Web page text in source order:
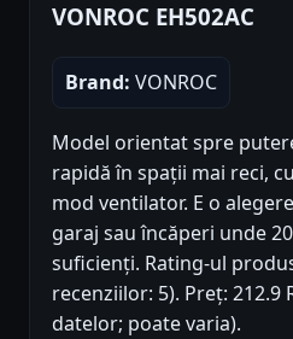
VONROC EH502AC
Brand: VONROC
Model orientat spre
rapidă în spații mai reci,
mod ventilator. E o
garaj sau încăperi unde
suficienți. Rating-ul
recenziilor: 5). Preț: 212.9
datelor; poate varia).